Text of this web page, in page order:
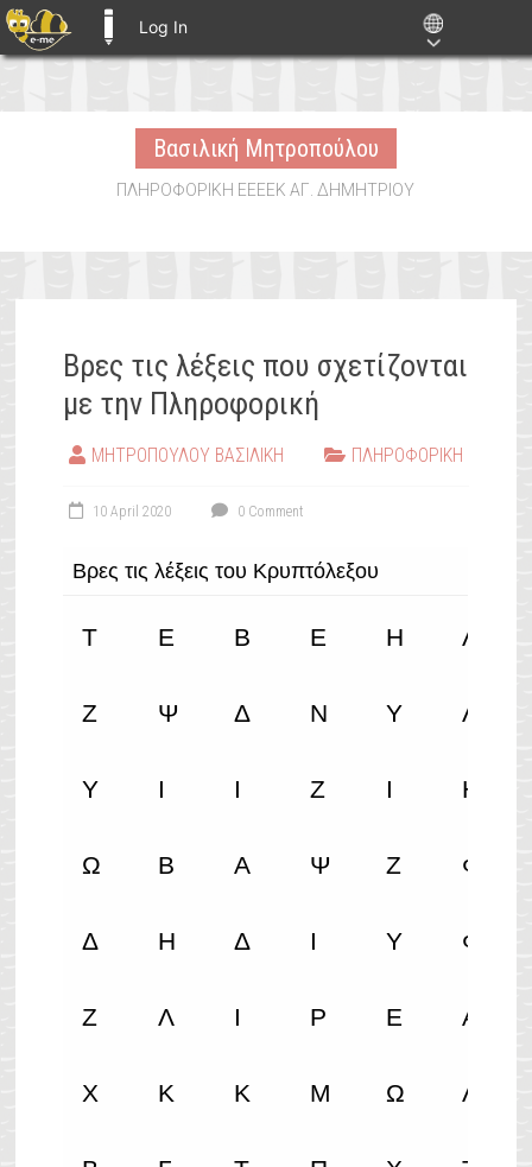
Log In
Βασιλική Μητροπούλου
ΠΛΗΡΟΦΟΡΙΚΗ ΕΕΕΕΚ ΑΓ. ΔΗΜΗΤΡΙΟΥ
Βρες τις λέξεις που σχετίζονται
με την Πληροφορική
ΜΗΤΡΟΠΟΥΛΟΥ ΒΑΣΙΛΙΚΗ ΠΛΗΡΟΦΟΡΙΚΗ
10 April 2020 0 Comment